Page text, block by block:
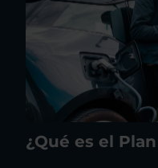
¿Qué es el